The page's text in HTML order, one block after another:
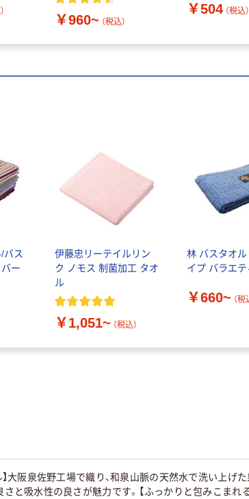
￥960~ （税込）
￥504 （税込）
バス
ー
伊藤忠リーテイルリン
ク ノモス 制菌加工 タオ
ル
￥1,051~ （税込）
林 バスタオル
イプ バラエ
￥660~ （税
】大阪泉佐野工場で織り、和泉山脈の天然水で洗い上
と吸水性の良さが魅力です。【ふっかりと包みこま